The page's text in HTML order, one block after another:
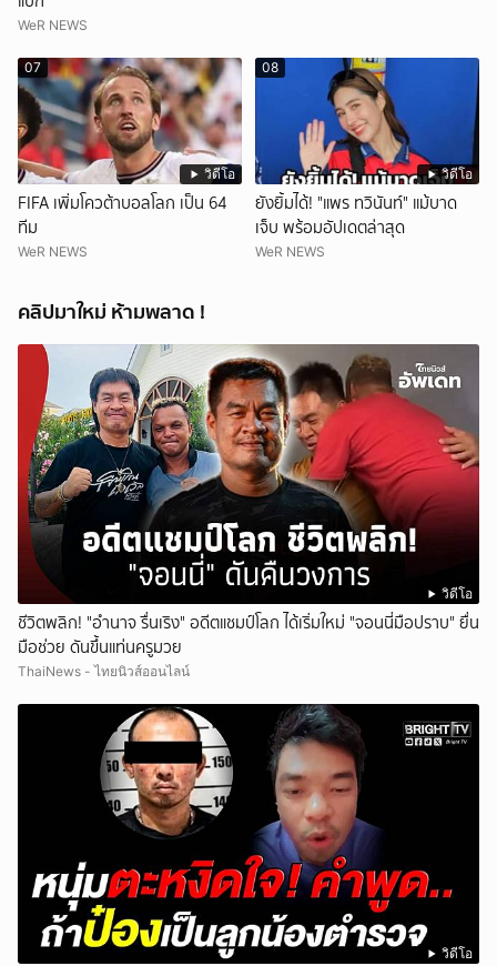
WeR NEWS
วิดีโอ
07
FIFA เพิ่มโควต้าบอลโลก เป็น 64
ทีม
WeR NEWS
วิดีโอ
08
ยังยิ้มได้! "แพร ทวินันท์" แม้บาด
เจ็บ พร้อมอัปเดตล่าสุด
WeR NEWS
คลิปมาใหม่ ห้ามพลาด !
วิดีโอ
ชีวิตพลิก! "อำนาจ รื่นเริง" อดีตแชมป์โลก ได้เริ่มใหม่ "จอนนี่มือปราบ" ยื่น
มือช่วย ดันขึ้นแท่นครูมวย
ThaiNews - ไทยนิวส์ออนไลน์
วิดีโอ